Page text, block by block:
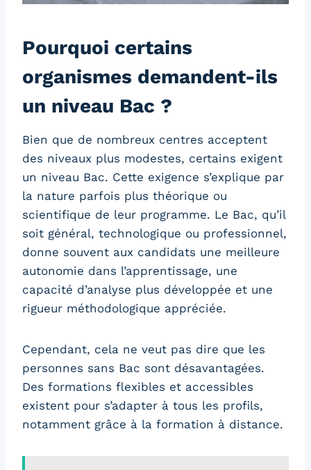
Pourquoi certains
organismes demandent-ils
un niveau Bac ?
Bien que de nombreux centres acceptent
des niveaux plus modestes, certains exigent
un niveau Bac. Cette exigence s’explique par
la nature parfois plus théorique ou
scientifique de leur programme. Le Bac, qu’il
soit général, technologique ou professionnel,
donne souvent aux candidats une meilleure
autonomie dans l’apprentissage, une
capacité d’analyse plus développée et une
rigueur méthodologique appréciée.
Cependant, cela ne veut pas dire que les
personnes sans Bac sont désavantagées.
Des formations flexibles et accessibles
existent pour s’adapter à tous les profils,
notamment grâce à la formation à distance.